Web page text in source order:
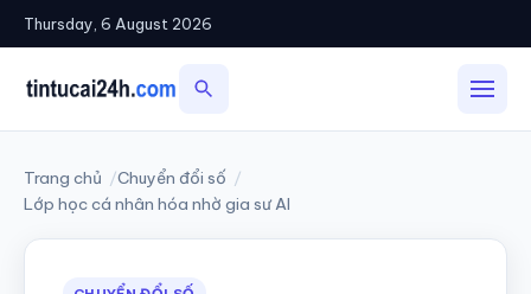
Thursday, 6 August 2026
Mở
Tìm
Trang chủ
Chuyển đổi số
Lớp học cá nhân hóa nhờ gia sư AI